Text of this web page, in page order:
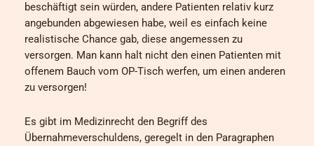
beschäftigt sein würden, andere Patienten relativ kurz
angebunden abgewiesen habe, weil es einfach keine
realistische Chance gab, diese angemessen zu
versorgen. Man kann halt nicht den einen Patienten mit
offenem Bauch vom OP-Tisch werfen, um einen anderen
zu versorgen!
Es gibt im Medizinrecht den Begriff des
Übernahmeverschuldens, geregelt in den Paragraphen